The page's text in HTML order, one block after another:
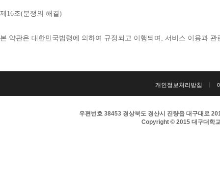
제 16조(분쟁의 해결)
본 약관은 대한민국법령에 의하여 규정되고 이행되며 , 서비스 이용과 관
개인정보처리방침
우편번호 38453 경상북도 경산시 진량읍 대구대로
Copyright © 2015 대구대학